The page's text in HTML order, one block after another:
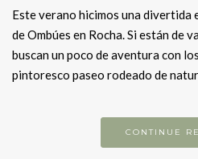
Este verano hicimos una
de Ombúes en Rocha. Si están de
buscan un poco de aventura con
pintoresco paseo rodeado de
CONTINUE